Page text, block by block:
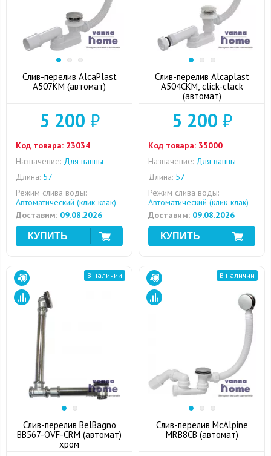
Слив-перелив AlcaPlast
A507KM (автомат)
5 200 ₽
Код товара: 23034
Назначение: Для ванны
Длина: 57
Режим слива воды:
Автоматический (клик-клак)
Доставим: 09.08.2026
Слив-перелив Alcaplast
A504CKM, click-clack
(автомат)
5 200 ₽
Код товара: 35000
Назначение: Для ванны
Длина: 57
Режим слива воды:
Автоматический (клик-клак)
Доставим: 09.08.2026
В наличии
Слив-перелив BelBagno
BB567-OVF-CRM (автомат)
хром
В наличии
Слив-перелив McAlpine
MRB8CB (автомат)